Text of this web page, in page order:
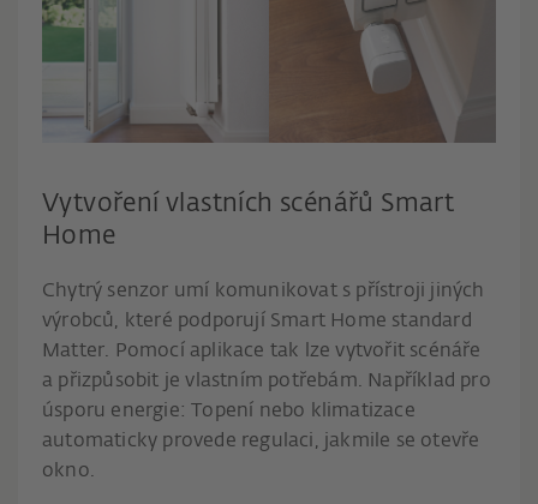
Vytvoření vlastních scénářů Smart
Home
Chytrý senzor umí komunikovat s přístroji jiných
výrobců, které podporují Smart Home standard
Matter. Pomocí aplikace tak lze vytvořit scénáře
a přizpůsobit je vlastním potřebám. Například pro
úsporu energie: Topení nebo klimatizace
automaticky provede regulaci, jakmile se otevře
okno.